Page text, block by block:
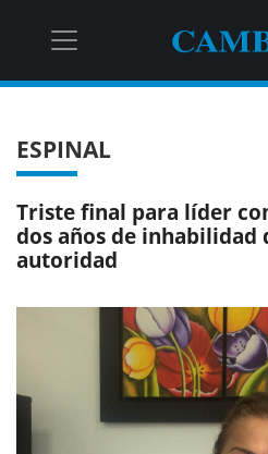
ESPINAL
Triste final para líder
dos años de inhabilidad
autoridad